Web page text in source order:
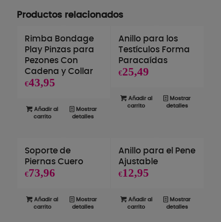
Productos relacionados
Rimba Bondage
Play Pinzas para
Pezones Con
Cadena y Collar
€43,95
Añadir al
carrito
Mostrar
detalles
Anillo para los
Testículos Forma
Paracaídas
€25,49
Añadir al
carrito
Mostrar
detalles
Soporte de
Piernas Cuero
€73,96
Añadir al
carrito
Mostrar
detalles
Anillo para el Pene
Ajustable
€12,95
Añadir al
carrito
Mostrar
detalles